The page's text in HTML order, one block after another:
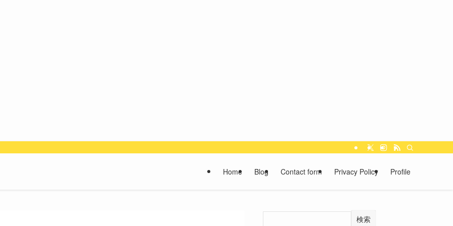
Home Blog Contact form Privacy Policy Profile
検索